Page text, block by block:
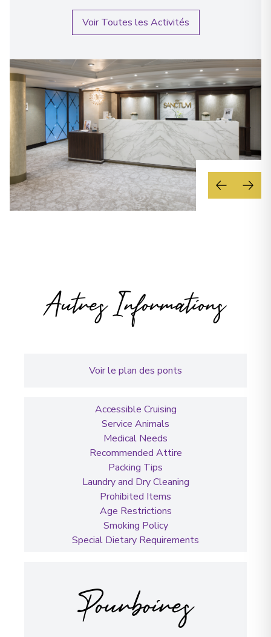
Voir Toutes les Activités
Autres Informations
Voir le plan des ponts
Accessible Cruising
Service Animals
Medical Needs
Recommended Attire
Packing Tips
Laundry and Dry Cleaning
Prohibited Items
Age Restrictions
Smoking Policy
Special Dietary Requirements
Pourboires